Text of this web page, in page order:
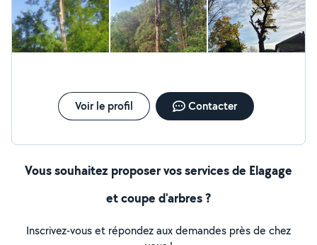
Voir le profil Contacter
Vous souhaitez proposer vos services de Elagage
et coupe d'arbres ?
Inscrivez-vous et répondez aux demandes près de chez